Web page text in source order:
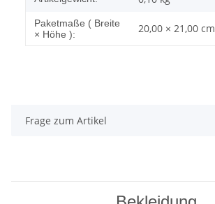
Paketmaße ( Breite
× Höhe ):
20,00 × 21,00 cm
Frage zum Artikel